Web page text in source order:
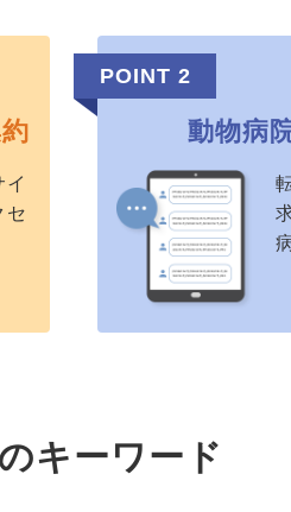
セ
POINT 2
動物病
キーワード